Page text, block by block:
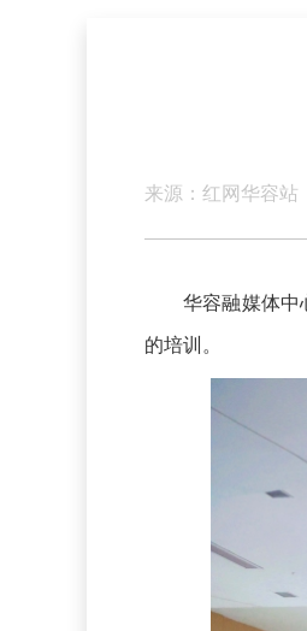
来源：红网华容站
华容融媒体中心
的培训。